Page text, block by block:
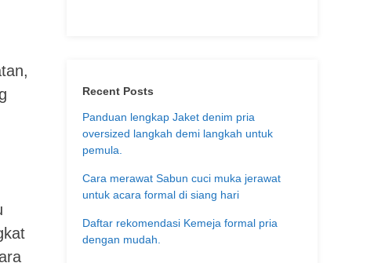
Recent Posts
Panduan lengkap Jaket denim pria
oversized langkah demi langkah untuk
pemula.
Cara merawat Sabun cuci muka jerawat
untuk acara formal di siang hari
Daftar rekomendasi Kemeja formal pria
dengan mudah.